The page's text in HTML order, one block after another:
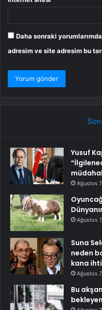
Daha sonraki
adresim ve site adresim bu
Yusuf
Ağustos
Ağustos
Suna
neden
kana
Ağustos
Bu